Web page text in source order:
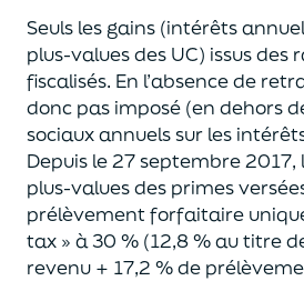
Seuls les gains (intérêts
plus-values des UC) issus des
fiscalisés. En l’absence de
donc pas imposé (en dehors
sociaux annuels sur les
Depuis le 27 septembre 2017,
plus-values des primes
prélèvement forfaitaire
tax » à 30 % (12,8 % au titre
revenu + 17,2 % de